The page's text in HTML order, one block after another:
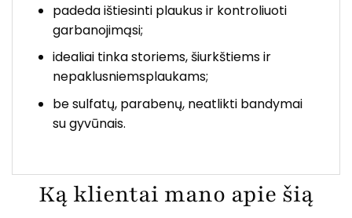
padeda ištiesinti plaukus ir kontroliuoti
garbanojimąsi;
idealiai tinka storiems, šiurkštiems ir
nepaklusniemsplaukams;
be sulfatų, parabenų, neatlikti bandymai
su gyvūnais.
Ką klientai mano apie šią